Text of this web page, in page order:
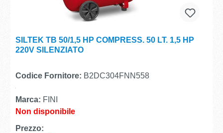
SILTEK TB 50/1,5 HP COMPRESS. 50 LT. 1,5 HP
220V SILENZIATO
Codice Fornitore: B2DC304FNN558
Marca: FINI
Non disponibile
Prezzo: